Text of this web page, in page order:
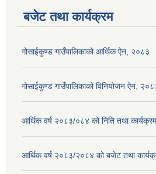
बजेट तथा कार्यक्रम
गोसाईकुण्ड गाउँपालिकाको आर्थिक ऐन, २०८३
गोसाईकुण्ड गाउँपालिकाको विनियोजन ऐन,
आर्थिक वर्ष २०८३/०८४ को निति तथा
आर्थिक वर्ष २०८३/२०८४ को बजेट तथा